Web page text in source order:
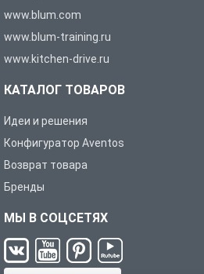
www.blum.com
www.blum-training.ru
www.kitchen-drive.ru
КАТАЛОГ ТОВАРОВ
Идеи и решения
Конфигуратор Aventos
Возврат товара
Бренды
МЫ В СОЦСЕТЯХ